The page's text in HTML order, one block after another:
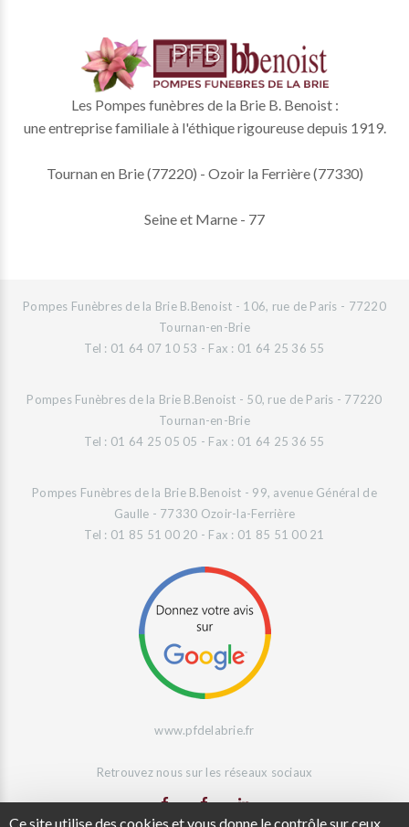
Ce site utilise des cookies et vous donne le contrôle sur ceux
Les Pompes funèbres de la Brie B. Benoist :
une entreprise familiale à l'éthique rigoureuse depuis 1919.
Tournan en Brie (77220) - Ozoir la Ferrière (77330)
Seine et Marne - 77
Pompes Funèbres de la Brie B.Benoist - 106, rue de Paris - 77220
Tournan-en-Brie
Tel : 01 64 07 10 53 - Fax : 01 64 25 36 55
Pompes Funèbres de la Brie B.Benoist - 50, rue de Paris - 77220
Tournan-en-Brie
Tel : 01 64 25 05 05 - Fax : 01 64 25 36 55
Pompes Funèbres de la Brie B.Benoist - 99, avenue Général de
Gaulle - 77330 Ozoir-la-Ferrière
Tel : 01 85 51 00 20 - Fax : 01 85 51 00 21
www.pfdelabrie.fr
Retrouvez nous sur les réseaux sociaux